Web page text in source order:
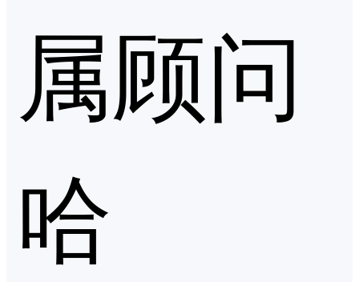
属顾问
哈